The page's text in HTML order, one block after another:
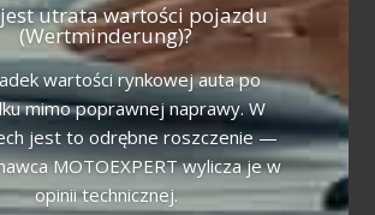
utrata wartości pojazdu
(Wertminderung)?
wartości rynkowej auta po
mimo poprawnej naprawy. W
jest to odrębne roszczenie —
MOTOEXPERT wylicza je w
opinii technicznej.